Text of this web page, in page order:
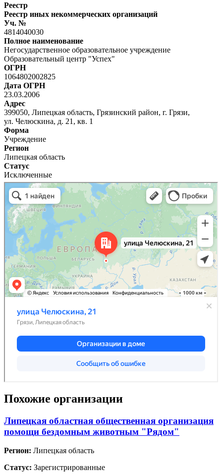
Реестр
Реестр иных некоммерческих организаций
Уч. №
4814040030
Полное наименование
Негосударственное образовательное учреждение
Образовательный центр "Успех"
ОГРН
1064802002825
Дата ОГРН
23.03.2006
Адрес
399050, Липецкая область, Грязинский район, г. Грязи,
ул. Челюскина, д. 21, кв. 1
Форма
Учреждение
Регион
Липецкая область
Статус
Исключенные
Похожие организации
Липецкая областная общественная организация
помощи бездомным животным "Рядом"
Регион: Липецкая область
Статус: Зарегистрированные